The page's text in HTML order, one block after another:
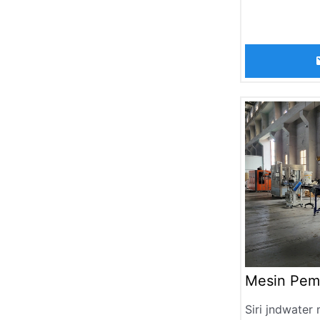
individu
akhirnya
kolektif
pengecutan,
Mesin
Siri jndwater